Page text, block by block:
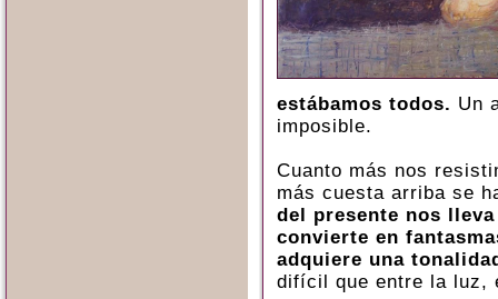
estábamos todos. Un
imposible.
Cuanto más nos
más cuesta arriba se
del presente nos
convierte en
adquiere una
difícil que entre la luz,